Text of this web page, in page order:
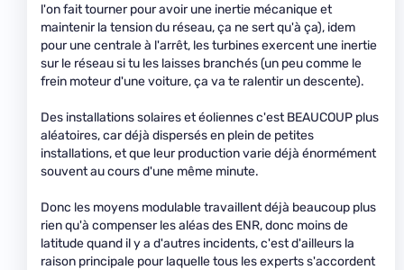
l'on fait tourner pour avoir une inertie mécanique et
maintenir la tension du réseau, ça ne sert qu'à ça), idem
pour une centrale à l'arrêt, les turbines exercent une inertie
sur le réseau si tu les laisses branchés (un peu comme le
frein moteur d'une voiture, ça va te ralentir un descente).
Des installations solaires et éoliennes c'est BEAUCOUP plus
aléatoires, car déjà dispersés en plein de petites
installations, et que leur production varie déjà énormément
souvent au cours d'une même minute.
Donc les moyens modulable travaillent déjà beaucoup plus
rien qu'à compenser les aléas des ENR, donc moins de
latitude quand il y a d'autres incidents, c'est d'ailleurs la
raison principale pour laquelle tous les experts s'accordent